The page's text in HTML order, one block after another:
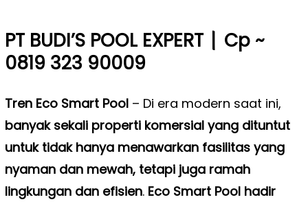
PT BUDI’S POOL EXPERT| Cp ~
0819 323 90009
Tren Eco Smart Pool– Di era modern saat ini,
banyak sekali properti komersial yang dituntut
untuk tidak hanya menawarkan fasilitas yang
nyaman dan mewah, tetapi juga ramah
lingkungan dan efisien. Eco Smart Pool hadir